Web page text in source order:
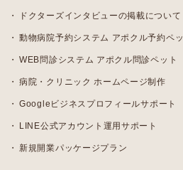
ドクターズインタビューの掲載について
動物病院予約システム アポクル予約ペッ
WEB問診システム アポクル問診ペット
病院・クリニック ホームページ制作
Googleビジネスプロフィールサポート
LINE公式アカウント運用サポート
新規開業パッケージプラン